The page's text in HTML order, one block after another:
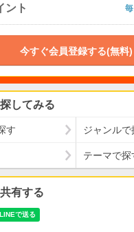
ント
今すぐ会員登録する(無料)
してみる
す ジャンルで
テーマで探
有する